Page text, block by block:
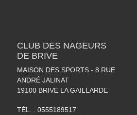
CLUB DES NAGEURS
DE BRIVE
MAISON DES SPORTS - 8 RUE
ANDRÉ JALINAT
19100 BRIVE LA GAILLARDE
TÉL. : 0555189517